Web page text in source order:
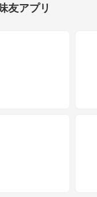
友アプリ